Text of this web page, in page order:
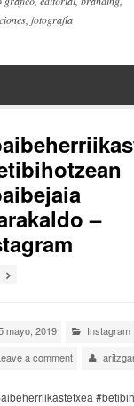
fotografía
–
mayo, 2019
Instagram
a comment